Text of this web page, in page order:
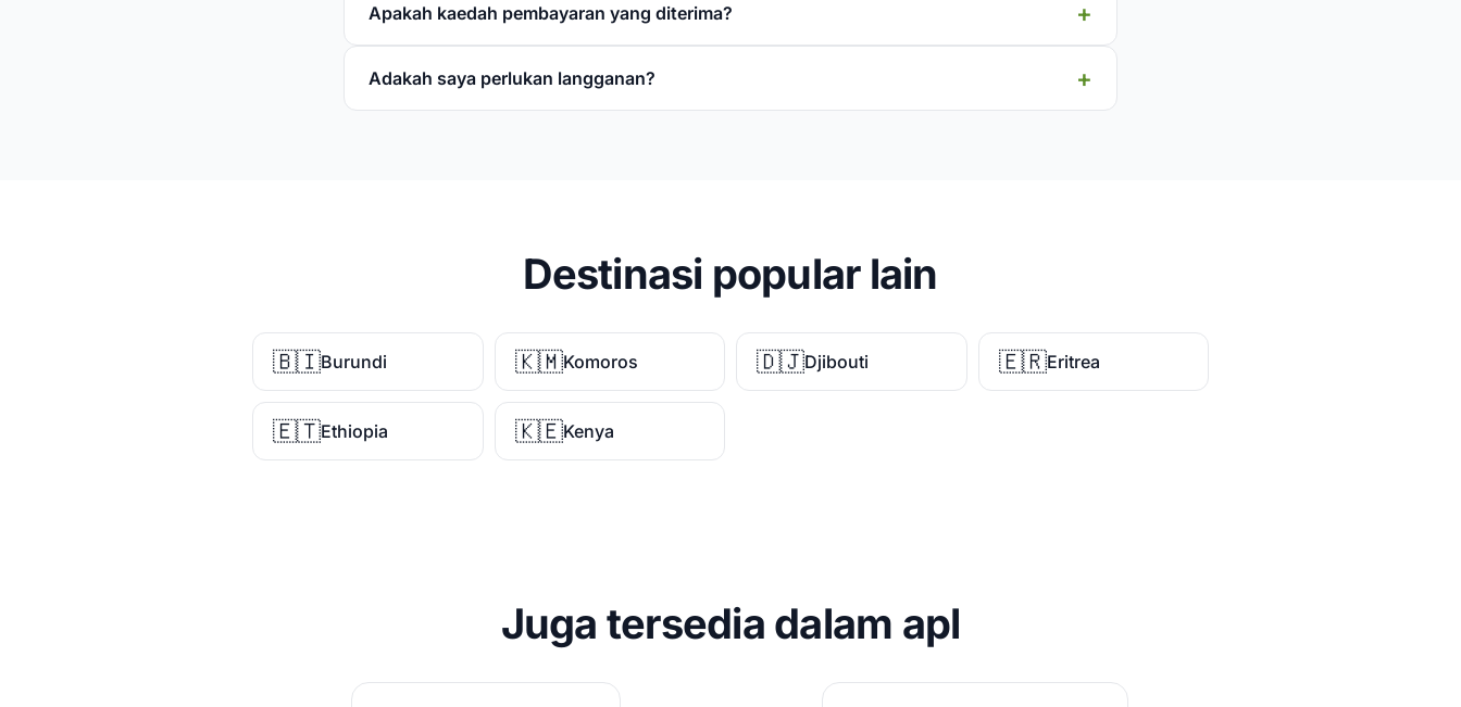
Apakah kaedah pembayaran yang diterima?
Adakah saya perlukan langganan?
Destinasi popular lain
🇧🇮Burundi 🇰🇲Komoros 🇩🇯Djibouti 🇪🇷Eritrea
🇪🇹Ethiopia 🇰🇪Kenya
Juga tersedia dalam apl